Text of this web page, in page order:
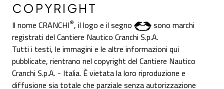
COPYRIGHT
Il nome CRANCHI®, il logo e il segno
sono marchi
registrati del Cantiere Nautico Cranchi S.p.A.
Tutti i testi, le immagini e le altre informazioni qui
pubblicate, rientrano nel copyright del Cantiere Nautico
Cranchi S.p.A. - Italia. È vietata la loro riproduzione e
diffusione sia totale che parziale senza autorizzazione